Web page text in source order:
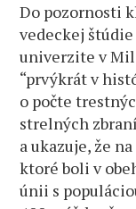
Do pozornosti
vedeckej
univerzite v
“prvýkrát v
o počte
strelných
a ukazuje, že
ktoré boli v
únii s